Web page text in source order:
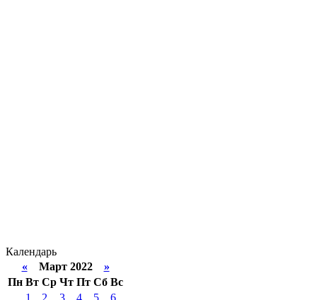
Календарь
«Март 2022 »
Пн Вт Ср Чт Пт Сб Вс
1
2 3 4 5
6